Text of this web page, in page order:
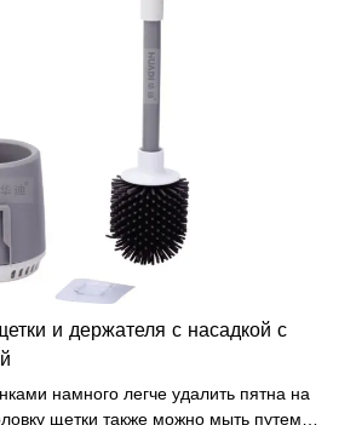
и держателя с насадкой с
намного легче удалить пятна на
щетки также можно мыть путем